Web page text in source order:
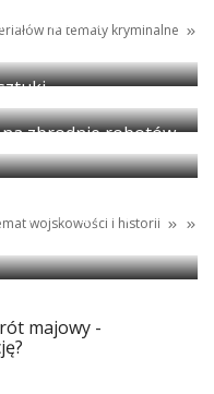
na tematy kryminalne
i AI - koniec
zbrodnie robotów
wojskowości i historii
propagandą i
majowy -